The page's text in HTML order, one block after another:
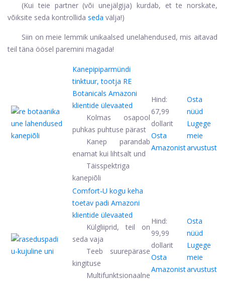
(Kui teie partner (või unejälgija) kurdab, et te norskate,
võiksite seda kontrollida seda välja!)
Siin on meie lemmik unikaalsed unelahendused, mis aitavad
teil täna öösel paremini magada!
Kanepipiparmündi
tinktuur, tootja RE
Botanicals Amazoni
klientide ülevaated
Kolmas osapool
puhkas puhtuse pärast
Kanep parandab
enamat kui lihtsalt und
Täisspektriga
kanepiõli
Hind:
67,99
dollarit
Osta
Amazonist
Osta
nüüd
Lugege
meie
arvustust
Comfort-U kogu keha
toetav padi Amazoni
klientide ülevaated
Külgliiprid, teil on
seda vaja
Teeb suurepärase
kingituse
Multifunktsionaalne
Hind:
99,99
dollarit
Osta
Amazonist
Osta
nüüd
Lugege
meie
arvustust